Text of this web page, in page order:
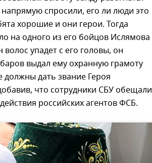
спросили, его ли люди это
хорошие и они герои. Тогда
на одного из его бойцов Ислямова
упадет с его головы, он
выдал ему охранную грамоту
должны дать звание Героя
что сотрудники СБУ обещали
российских агентов ФСБ.